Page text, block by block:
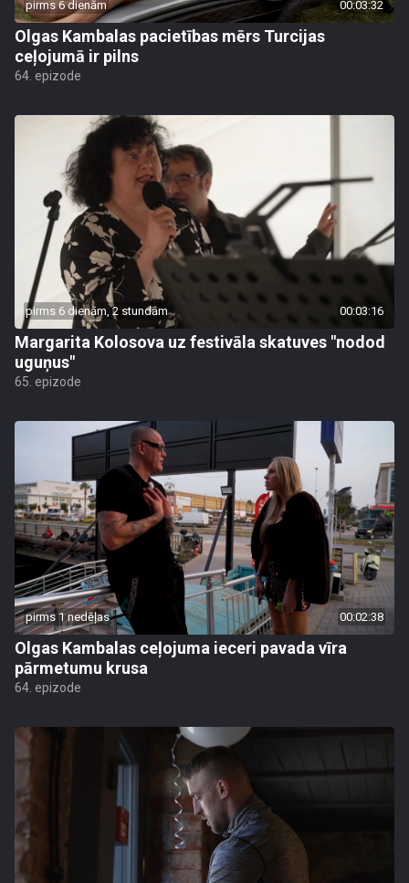
pirms 6 dienām 00:03:32
Olgas Kambalas pacietības mērs Turcijas
ceļojumā ir pilns
64. epizode
pirms 6 dienām, 2 stundām 00:03:16
Margarita Kolosova uz festivāla skatuves "nodod
uguņus"
65. epizode
pirms 1 nedēļas 00:02:38
Olgas Kambalas ceļojuma ieceri pavada vīra
pārmetumu krusa
64. epizode